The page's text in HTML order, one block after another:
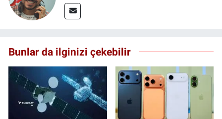
Bunlar da ilginizi çekebilir